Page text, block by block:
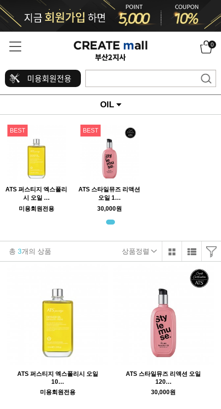
0
미용회원전용
OIL
BEST
ATS 퍼스티지 엑스폴리
시 오일 …
미용회원전용
BEST
ATS 스타일뮤즈 리액션
오일 1…
30,000원
총 3개의 상품 상품정렬
ATS 퍼스티지 엑스폴리시 오일
10…
미용회원전용
ATS 스타일뮤즈 리액션 오일
120…
30,000원